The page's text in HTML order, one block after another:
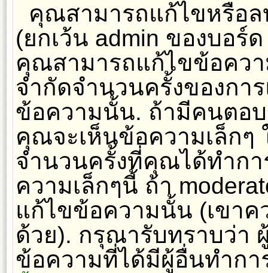
คุณสามารถแก้ไขหรือ
(ยกเว้น admin ของบอร์
คุณสามารถแก้ไขข้อคว
จำกัดจำนวนครั้งของก
ข้อความนั้น. ถ้ามีคนตอ
คุณจะเห็นข้อความเล็ก
จำนวนครั้งที่คุณได้ทำก
ความเล็กๆนี้ ถ้า
แก้ไขข้อความนั้น (เขาค
ด้วย). กรุณารับทราบว่า
ข้อความที่ได้มีผู้อื่นทำกา